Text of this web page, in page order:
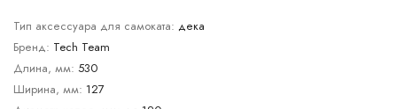
Тип аксессуара для самоката: дека
Бренд: Tech Team
Длина, мм: 530
Ширина, мм: 127